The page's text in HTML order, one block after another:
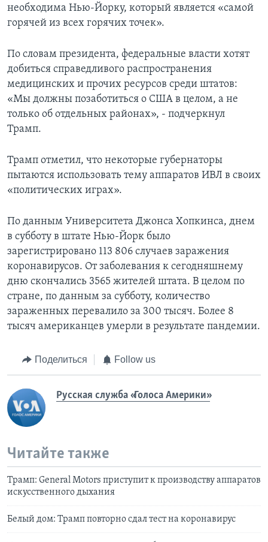
необходима Нью-Йорку, который является «самой
горячей из всех горячих точек».
По словам президента, федеральные власти хотят
добиться справедливого распространения
медицинских и прочих ресурсов среди штатов:
«Мы должны позаботиться о США в целом, а не
только об отдельных районах», - подчеркнул
Трамп.
Трамп отметил, что некоторые губернаторы
пытаются использовать тему аппаратов ИВЛ в своих
«политических играх».
По данным Университета Джонса Хопкинса, днем
в субботу в штате Нью-Йорк было
зарегистрировано 113 806 случаев заражения
коронавирусов. От заболевания к сегодняшнему
дню скончались 3565 жителей штата. В целом по
стране, по данным за субботу, количество
зараженных перевалило за 300 тысяч. Более 8
тысяч американцев умерли в результате пандемии.
Поделиться Follow us
Русская служба «Голоса Америки»
Читайте также
Трамп: General Motors приступит к производству аппаратов
искусственного дыхания
Белый дом: Трамп повторно сдал тест на коронавирус